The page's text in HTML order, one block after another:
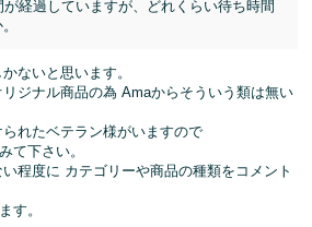
経過していますが、どれくらい待ち時間
ないと思います。
ジナル商品の為 Amaからそういう類は無い
れたベテラン様がいますので
て下さい。
程度に カテゴリーや商品の種類をコメント
す。